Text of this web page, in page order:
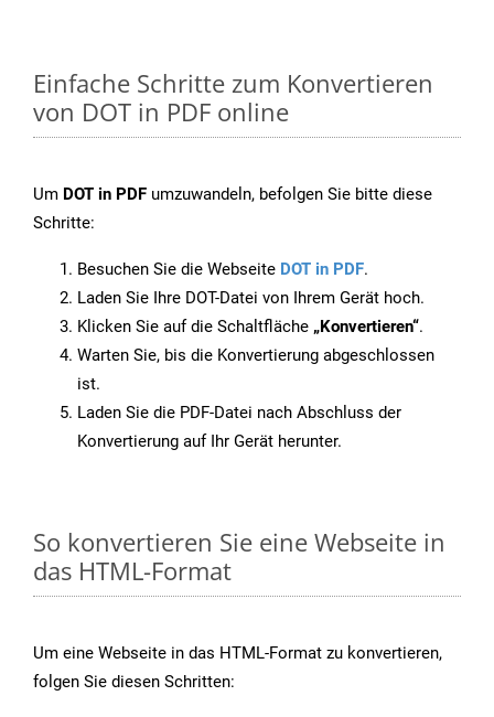
Einfache Schritte zum Konvertieren
von DOT in PDF online
Um DOT in PDF umzuwandeln, befolgen Sie bitte diese
Schritte:
Besuchen Sie die Webseite DOT in PDF.
Laden Sie Ihre DOT-Datei von Ihrem Gerät hoch.
Klicken Sie auf die Schaltfläche „Konvertieren“.
Warten Sie, bis die Konvertierung abgeschlossen
ist.
Laden Sie die PDF-Datei nach Abschluss der
Konvertierung auf Ihr Gerät herunter.
So konvertieren Sie eine Webseite in
das HTML-Format
Um eine Webseite in das HTML-Format zu konvertieren,
folgen Sie diesen Schritten: